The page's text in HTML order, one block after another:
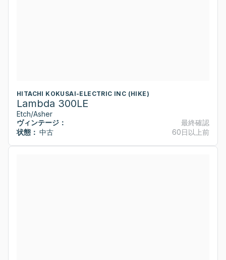
HITACHI KOKUSAI-ELECTRIC INC (HIKE)
Lambda 300LE
Etch/Asher
ヴィンテージ：
状態： 中古
最終確認
60日以上前